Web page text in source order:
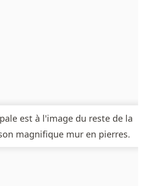
est à l'image du reste de la
magnifique mur en pierres.